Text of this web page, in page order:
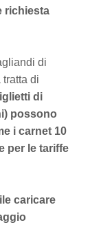
richiesta
di
di
di
possono
i carnet 10
per le tariffe
caricare